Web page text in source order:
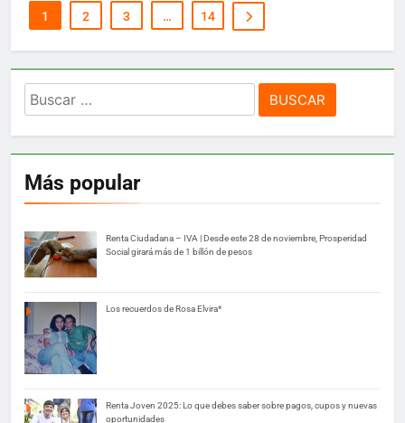
1 2 3 … 14
Buscar:
Más popular
Renta Ciudadana – IVA | Desde este 28 de noviembre, Prosperidad
Social girará más de 1 billón de pesos
Los recuerdos de Rosa Elvira*
Renta Joven 2025: Lo que debes saber sobre pagos, cupos y nuevas
oportunidades